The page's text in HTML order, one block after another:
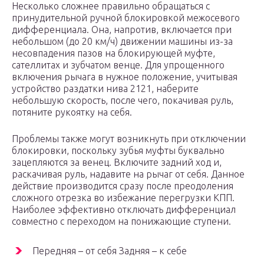
Несколько сложнее правильно обращаться с
принудительной ручной блокировкой межосевого
дифференциала. Она, напротив, включается при
небольшом (до 20 км/ч) движении машины из-за
несовпадения пазов на блокирующей муфте,
сателлитах и зубчатом венце. Для упрощенного
включения рычага в нужное положение, учитывая
устройство раздатки нива 2121, наберите
небольшую скорость, после чего, покачивая руль,
потяните рукоятку на себя.
Проблемы также могут возникнуть при отключении
блокировки, поскольку зубья муфты буквально
зацепляются за венец. Включите задний ход и,
раскачивая руль, надавите на рычаг от себя. Данное
действие производится сразу после преодоления
сложного отрезка во избежание перегрузки КПП.
Наиболее эффективно отключать дифференциал
совместно с переходом на понижающие ступени.
Передняя – от себя Задняя – к себе